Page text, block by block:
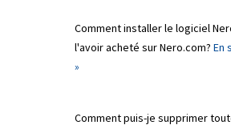
Comment installer le logiciel
l'avoir acheté sur Nero.com? En
»
Comment puis-je supprimer